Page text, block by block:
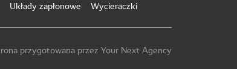
Układy zapłonowe Wycieraczki
przygotowana przez Your Next Agency